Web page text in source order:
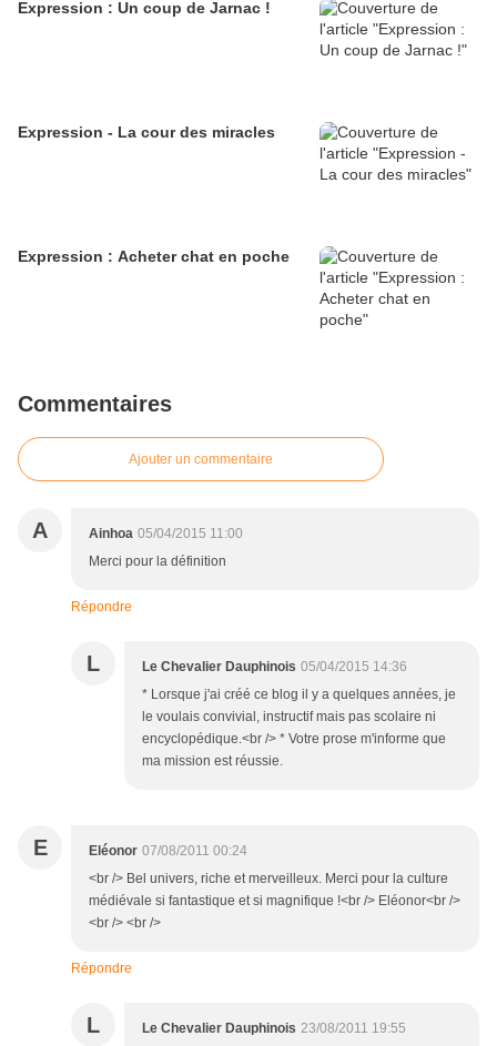
Expression : Un coup de Jarnac !
Expression - La cour des miracles
Expression : Acheter chat en poche
Commentaires
Ajouter un commentaire
A Ainhoa 05/04/2015 11:00
Merci pour la définition
Répondre
L Le Chevalier Dauphinois 05/04/2015 14:36
* Lorsque j'ai créé ce blog il y a quelques années, je
le voulais convivial, instructif mais pas scolaire ni
encyclopédique.<br /> * Votre prose m'informe que
ma mission est réussie.
E Eléonor 07/08/2011 00:24
<br /> Bel univers, riche et merveilleux. Merci pour la culture
médiévale si fantastique et si magnifique !<br /> Eléonor<br />
<br /> <br />
Répondre
L Le Chevalier Dauphinois 23/08/2011 19:55